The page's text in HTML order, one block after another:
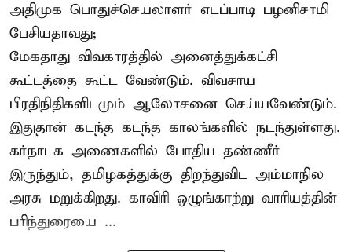
அதிமுக பொதுச்செயலாளர் எடப்பாடி பழனிசாமி
பேசியதாவது;
மேகதாது விவகாரத்தில் அனைத்துக்கட்சி
கூட்டத்தை கூட்ட வேண்டும். விவசாய
பிரதிநிதிகளிடமும் ஆலோசனை செய்யவேண்டும்.
இதுதான் கடந்த கடந்த காலங்களில் நடந்துள்ளது.
கர்நாடக அணைகளில் போதிய தண்ணீர்
இருந்தும், தமிழகத்துக்கு திறந்துவிட அம்மாநில
அரசு மறுக்கிறது. காவிரி ஒழுங்காற்று வாரியத்தின்
பரிந்துரையை ...